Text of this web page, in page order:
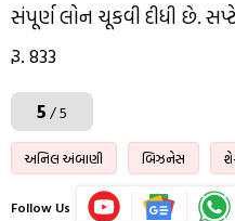
સંપૂર્ણ લોન ચૂકવી દીધી છે.
રૂ. 833
5/ 5
અનિલ અંબાણી બિઝનેસ
Follow Us